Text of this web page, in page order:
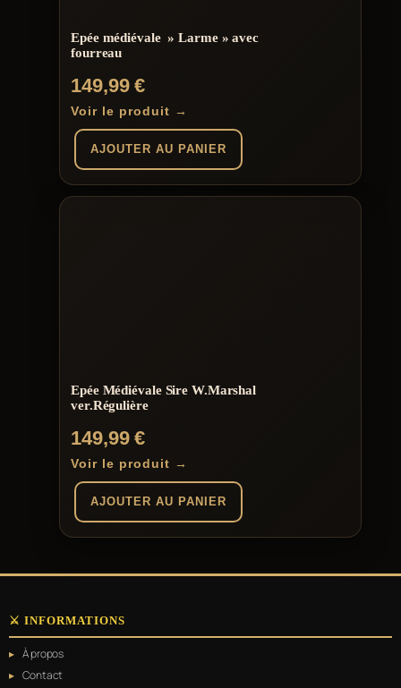
Epée médiévale » Larme » avec
fourreau
149,99€
Voir le produit →
AJOUTER AU PANIER
Epée Médiévale Sire W.Marshal
ver.Régulière
149,99€
Voir le produit →
AJOUTER AU PANIER
⚔️ INFORMATIONS
À propos
Contact